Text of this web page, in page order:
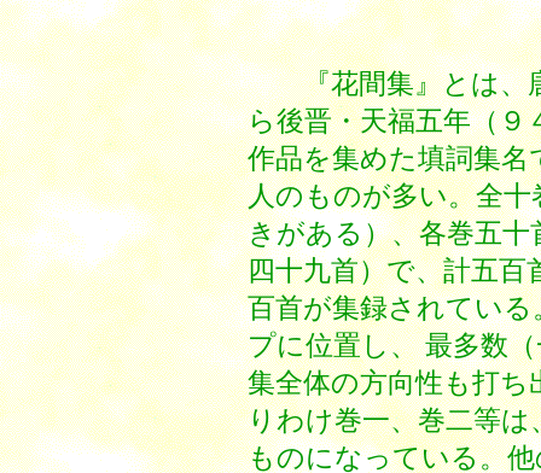
『花間集』とは、唐
ら後晋・天福五年（９
作品を集めた填詞集
人のものが多い。全
きがある）、各巻五十
四十九首）で、計五百
百首が集録されている
プに位置し、 最多数
集全体の方向性も打
りわけ巻一、巻二等は
ものになっている。